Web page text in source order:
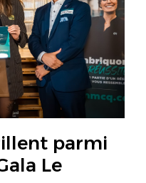
parmi
Le